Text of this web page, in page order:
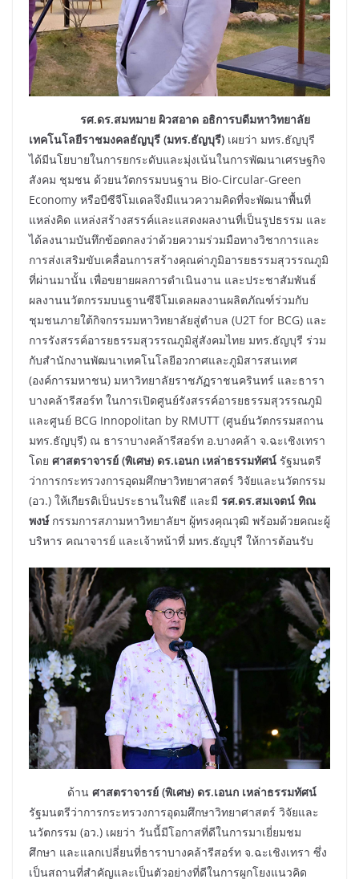
รศ.ดร.สมหมาย ผิวสอาด อธิการบดีมหาวิทยาลัย
เทคโนโลยีราชมงคลธัญบุรี (มทร.ธัญบุรี) เผยว่า มทร.ธัญบุรี
ได้มีนโยบายในการยกระดับและมุ่งเน้นในการพัฒนาเศรษฐกิจ
สังคม ชุมชน ด้วยนวัตกรรมบนฐาน Bio-Circular-Green
Economy หรือบีซีจีโมเดลจึงมีแนวความคิดที่จะพัฒนาพื้นที่
แหล่งคิด แหล่งสร้างสรรค์และแสดงผลงานที่เป็นรูปธรรม และ
ได้ลงนามบันทึกข้อตกลงว่าด้วยความร่วมมือทางวิชาการและ
การส่งเสริมขับเคลื่อนการสร้างคุณค่าภูมิอารยธรรมสุวรรณภูมิ
ที่ผ่านมานั้น เพื่อขยายผลการดำเนินงาน และประชาสัมพันธ์
ผลงานนวัตกรรมบนฐานซีจีโมเดลผลงานผลิตภัณฑ์ร่วมกับ
ชุมชนภายใต้กิจกรรมมหาวิทยาลัยสู่ตำบล (U2T for BCG) และ
การรังสรรค์อารยธรรมสุวรรณภูมิสู่สังคมไทย มทร.ธัญบุรี ร่วม
กับสำนักงานพัฒนาเทคโนโลยีอวกาศและภูมิสารสนเทศ
(องค์การมหาชน) มหาวิทยาลัยราชภัฏราชนครินทร์ และธารา
บางคล้ารีสอร์ท ในการเปิดศูนย์รังสรรค์อารยธรรมสุวรรณภูมิ
และศูนย์ BCG Innopolitan by RMUTT (ศูนย์นวัตกรรมสถาน
มทร.ธัญบุรี) ณ ธาราบางคล้ารีสอร์ท อ.บางคล้า จ.ฉะเชิงเทรา
โดย ศาสตราจารย์ (พิเศษ) ดร.เอนก เหล่าธรรมทัศน์ รัฐมนตรี
ว่าการกระทรวงการอุดมศึกษาวิทยาศาสตร์ วิจัยและนวัตกรรม
(อว.) ให้เกียรติเป็นประธานในพิธี และมี รศ.ดร.สมเจตน์ ทิณ
พงษ์กรรมการสภามหาวิทยาลัยฯ ผู้ทรงคุณวุฒิ พร้อมด้วยคณะผู้
บริหาร คณาจารย์ และเจ้าหน้าที่ มทร.ธัญบุรี ให้การต้อนรับ
ด้าน ศาสตราจารย์ (พิเศษ) ดร.เอนก เหล่าธรรมทัศน์
รัฐมนตรีว่าการกระทรวงการอุดมศึกษาวิทยาศาสตร์ วิจัยและ
นวัตกรรม (อว.) เผยว่า วันนี้มีโอกาสที่ดีในการมาเยี่ยมชม
ศึกษา และแลกเปลี่ยนที่ธาราบางคล้ารีสอร์ท จ.ฉะเชิงเทรา ซึ่ง
เป็นสถานที่สำคัญและเป็นตัวอย่างที่ดีในการผูกโยงแนวคิด